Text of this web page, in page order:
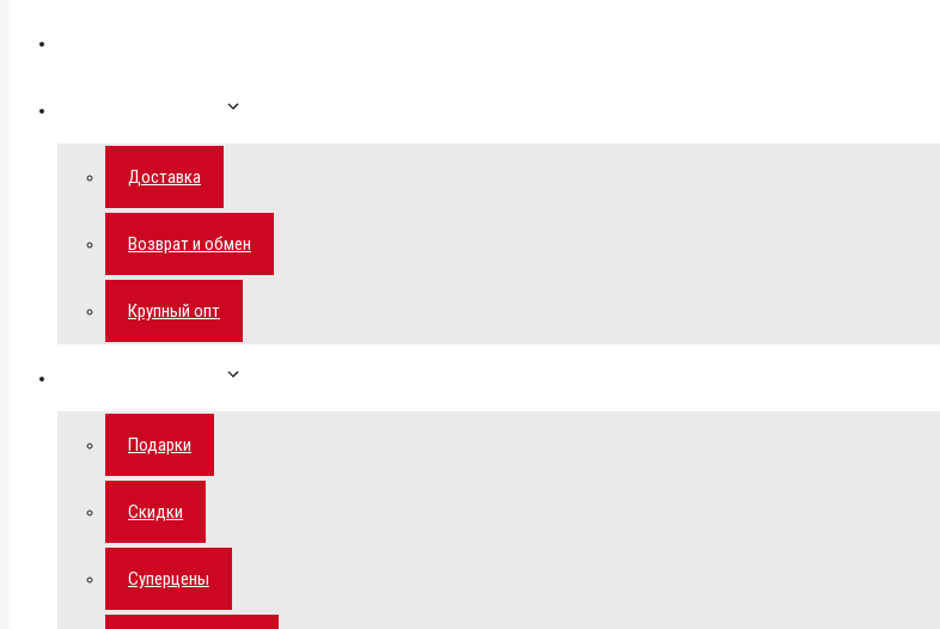
Доставка
Возврат и обмен
Крупный опт
Подарки
Скидки
Суперцены